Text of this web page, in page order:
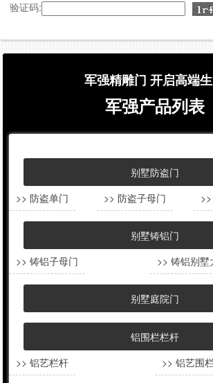
验证码:
军强精雕门 开启高端
军强产品列表
别墅防盗门
>> 防盗单门
>> 防盗子母门
别墅铸铝门
>> 铸铝子母门
>> 铸铝别墅
别墅庭院门
铝围栏栏杆
>> 铝艺栏杆
>> 铝艺围